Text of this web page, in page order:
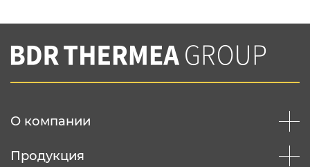
Вы соглашаетесь с нашей политикой
конфеденциальности
О компании
Продукция